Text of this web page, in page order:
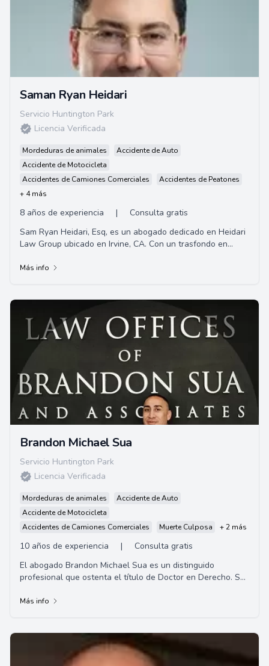
Saman Ryan Heidari
Servicio Huntington Park
Licencia Verificada
Mordeduras de animales
Accidente de Auto
Accidente de Motocicleta
Accidentes de Camiones Comerciales
Accidentes de Peatones
+ 4 más
8 años de experiencia |
Consulta gratis
Sam Ryan Heidari, Esq, es un abogado dedicado en Heidari
Law Group ubicado en Irvine, CA. Con un trasfondo en
Más info
Brandon Michael Sua
Servicio Huntington Park
Licencia Verificada
Mordeduras de animales
Accidente de Auto
Accidente de Motocicleta
Accidentes de Camiones Comerciales
Muerte Culposa + 2 más
10 años de experiencia |
Consulta gratis
El abogado Brandon Michael Sua es un distinguido
profesional que ostenta el título de Doctor en Derecho. Su
Más info